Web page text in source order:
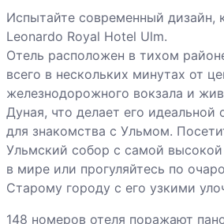
Испытайте современный дизайн,
Leonardo Royal Hotel Ulm.
Отель расположен в тихом
всего в нескольких минутах от
железнодорожного вокзала и
Дуная, что делает его идеальной
для знакомства с Ульмом.
Ульмский собор с самой
в мире или прогуляйтесь по
Старому городу с его узкими
148 номеров отеля поражают